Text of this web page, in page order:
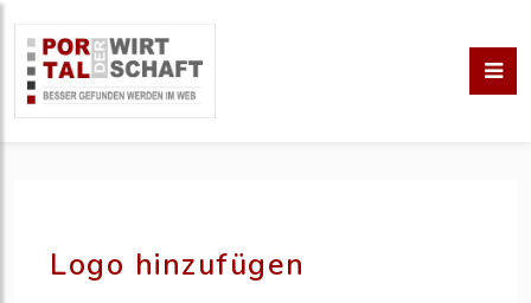
erstellen
Logo hinzufügen